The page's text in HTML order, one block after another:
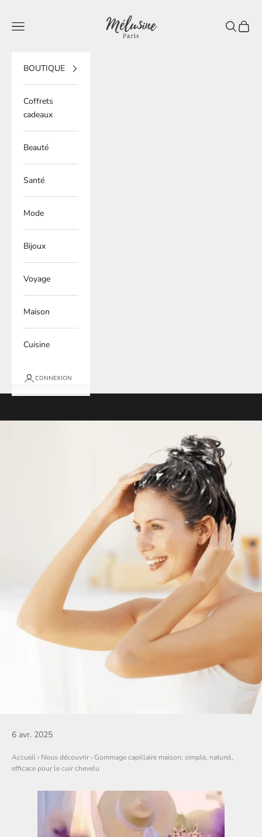
Mélusine Paris
Ouvrir la navigation
Ouvrir la
Voir
BOUTIQUE
Coffrets
cadeaux
Beauté
Santé
Mode
Bijoux
Voyage
Maison
Cuisine
CONNEXION
6 avr. 2025
Accueil› Nous découvrir›Gommage capillaire maison: simple, naturel,
efficace pour le cuir chevelu